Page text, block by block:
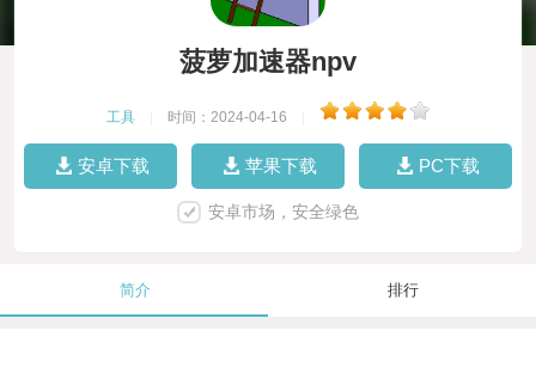
菠萝加速器npv
工具 时间：2024-04-16
安卓下载 苹果下载 PC下载
安卓市场，安全绿色
简介 排行